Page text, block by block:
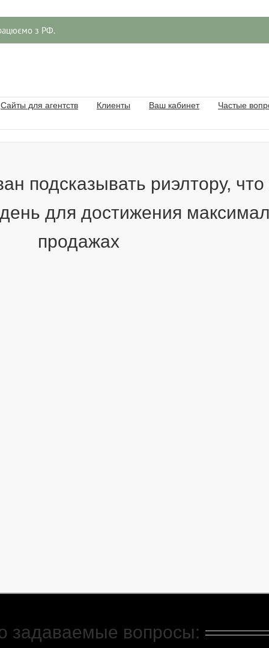
з РФ.
Сайты для агентств Клиенты Ваш кабинет Частые
подсказывать риэлтору,
для достижения
продажах
задаваемые вопросы: